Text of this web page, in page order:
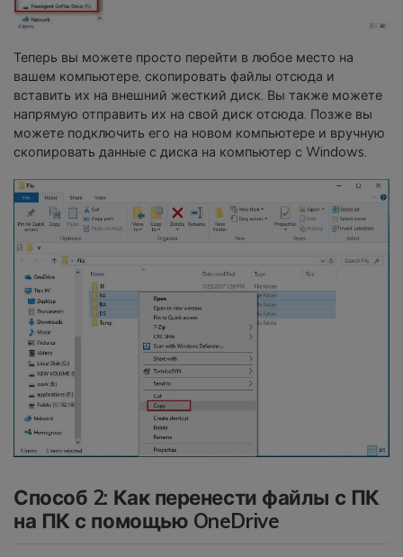
Теперь вы можете просто перейти в любое место на
вашем компьютере, скопировать файлы отсюда и
вставить их на внешний жесткий диск. Вы также можете
напрямую отправить их на свой диск отсюда. Позже вы
можете подключить его на новом компьютере и вручную
скопировать данные с диска на компьютер с Windows.
Способ 2: Как перенести файлы с ПК
на ПК с помощью OneDrive